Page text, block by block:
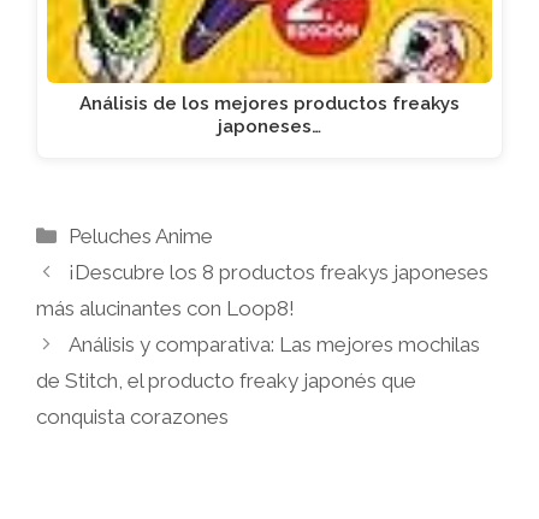
Análisis de los mejores productos freakys
japoneses…
Categorías
Peluches Anime
¡Descubre los 8 productos freakys japoneses
más alucinantes con Loop8!
Análisis y comparativa: Las mejores mochilas
de Stitch, el producto freaky japonés que
conquista corazones